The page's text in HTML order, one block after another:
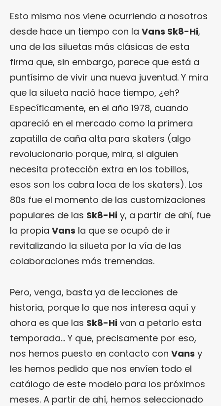
Esto mismo nos viene ocurriendo a nosotros
desde hace un tiempo con la Vans Sk8-Hi,
una de las siluetas más clásicas de esta
firma que, sin embargo, parece que está a
puntísimo de vivir una nueva juventud. Y mira
que la silueta nació hace tiempo, ¿eh?
Específicamente, en el año 1978, cuando
apareció en el mercado como la primera
zapatilla de caña alta para skaters (algo
revolucionario porque, mira, si alguien
necesita protección extra en los tobillos,
esos son los cabra loca de los skaters). Los
80s fue el momento de las customizaciones
populares de las Sk8-Hi y, a partir de ahí, fue
la propia Vans la que se ocupó de ir
revitalizando la silueta por la vía de las
colaboraciones más tremendas.
Pero, venga, basta ya de lecciones de
historia, porque lo que nos interesa aquí y
ahora es que las Sk8-Hi van a petarlo esta
temporada… Y que, precisamente por eso,
nos hemos puesto en contacto con Vans y
les hemos pedido que nos envíen todo el
catálogo de este modelo para los próximos
meses. A partir de ahí, hemos seleccionado